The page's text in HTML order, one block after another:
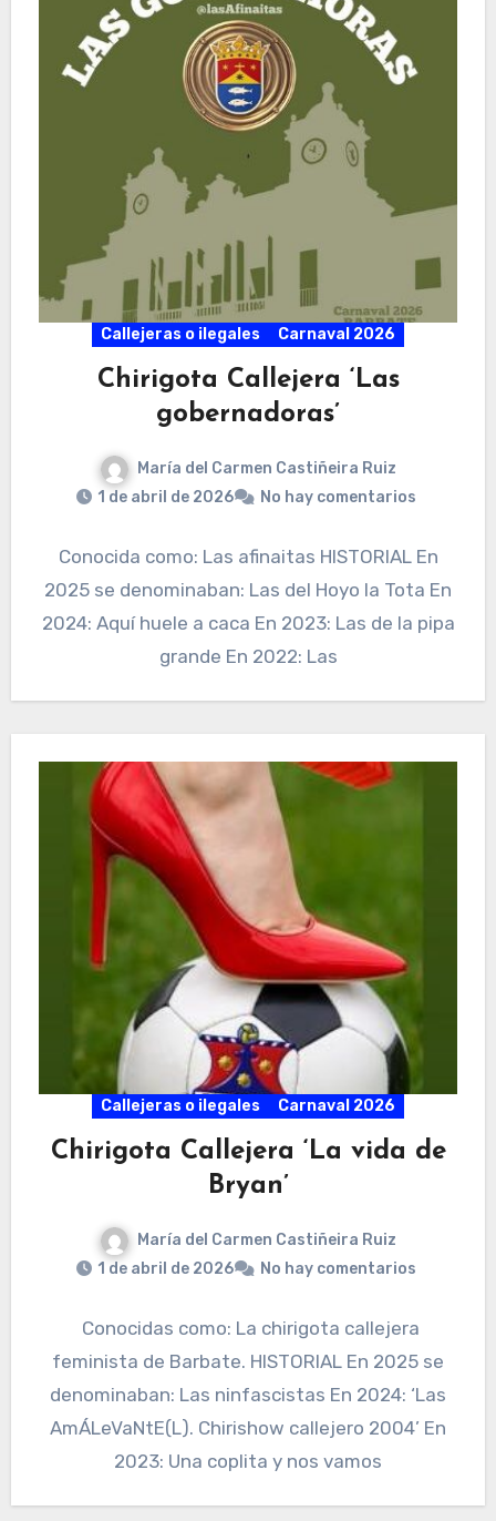
Callejeras o ilegales Carnaval 2026
Chirigota Callejera ‘Las
gobernadoras’
María del Carmen Castiñeira Ruiz
1 de abril de 2026
No hay comentarios
Conocida como: Las afinaitas HISTORIAL En
2025 se denominaban: Las del Hoyo la Tota En
2024: Aquí huele a caca En 2023: Las de la pipa
grande En 2022: Las
Callejeras o ilegales Carnaval 2026
Chirigota Callejera ‘La vida de
Bryan’
María del Carmen Castiñeira Ruiz
1 de abril de 2026
No hay comentarios
Conocidas como: La chirigota callejera
feminista de Barbate. HISTORIAL En 2025 se
denominaban: Las ninfascistas En 2024: ‘Las
AmÁLeVaNtE(L). Chirishow callejero 2004’ En
2023: Una coplita y nos vamos